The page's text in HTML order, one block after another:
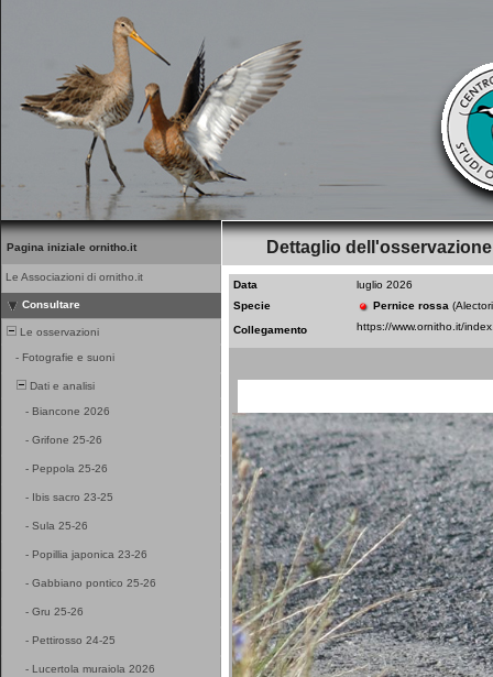
Pagina iniziale ornitho.it
Le Associazioni di ornitho.it
Consultare
Le osservazioni
- Fotografie e suoni
Dati e analisi
- Biancone 2026
- Grifone 25-26
- Peppola 25-26
- Ibis sacro 23-25
- Sula 25-26
- Popillia japonica 23-26
- Gabbiano pontico 25-26
- Gru 25-26
- Pettirosso 24-25
- Lucertola muraiola 2026
Dettaglio dell'osservazione
Data
luglio 2026
Specie
Pernice rossa
Collegamento